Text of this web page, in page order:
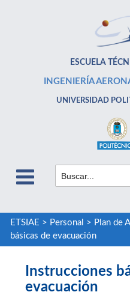
ESCUELA
INGENIERÍA
UNIVERSIDAD
ETSIAE > Personal > Plan de
básicas de evacuación
Instrucciones
evacuación